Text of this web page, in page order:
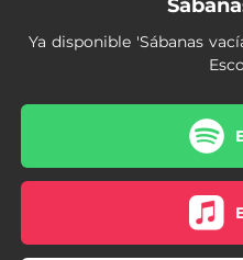
Ya disponible 'Sábanas